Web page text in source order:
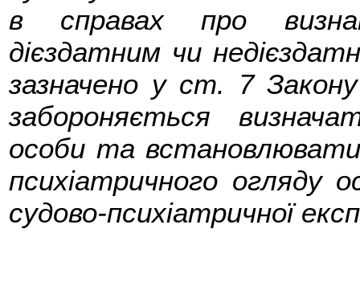
в справах про
дієздатним чи
зазначено у ст. 7
забороняється
особи та встановлювати
психіатричного огляду
судово-психіатричної